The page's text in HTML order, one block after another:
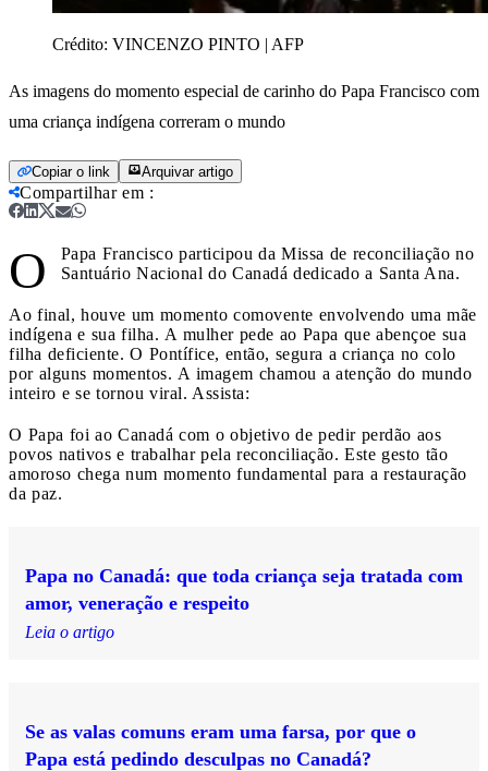
Crédito: VINCENZO PINTO | AFP
As imagens do momento especial de carinho do Papa Francisco com
uma criança indígena correram o mundo
Copiar o link Arquivar artigo
Compartilhar em :
O
Papa Francisco participou da Missa de reconciliação no
Santuário Nacional do Canadá dedicado a Santa Ana.
Ao final, houve um momento comovente envolvendo uma mãe
indígena e sua filha. A mulher pede ao Papa que abençoe sua
filha deficiente. O Pontífice, então, segura a criança no colo
por alguns momentos. A imagem chamou a atenção do mundo
inteiro e se tornou viral. Assista:
O Papa foi ao Canadá com o objetivo de pedir perdão aos
povos nativos e trabalhar pela reconciliação. Este gesto tão
amoroso chega num momento fundamental para a restauração
da paz.
Papa no Canadá: que toda criança seja tratada com
amor, veneração e respeito
Leia o artigo
Se as valas comuns eram uma farsa, por que o
Papa está pedindo desculpas no Canadá?